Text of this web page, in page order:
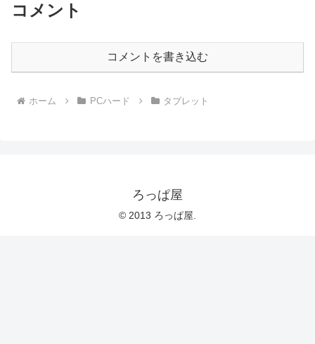
コメント
コメントを書き込む
ホーム PCハード タブレット
ろっぱ屋
© 2013 ろっぱ屋.